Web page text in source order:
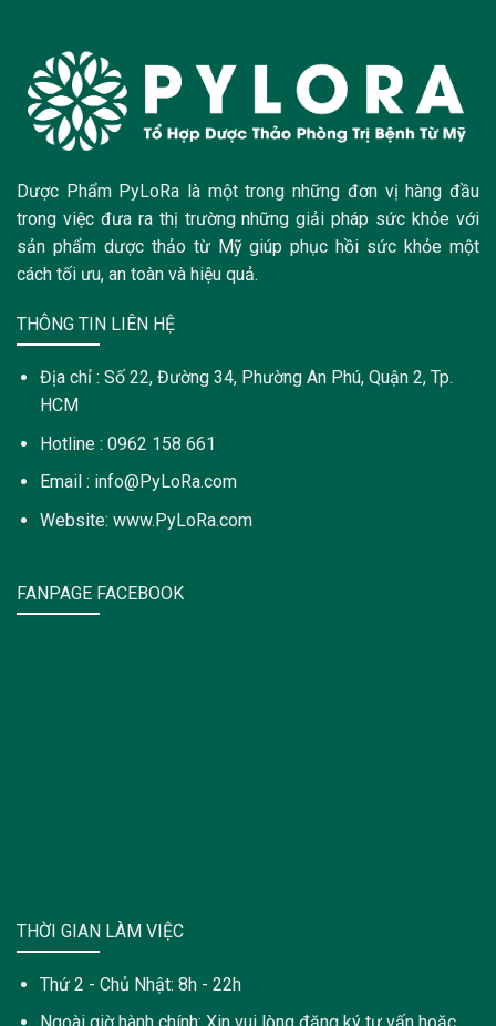
Dược Phẩm PyLoRa là một trong những đơn vị hàng đầu
trong việc đưa ra thị trường những giải pháp sức khỏe với
sản phẩm dược thảo từ Mỹ giúp phục hồi sức khỏe một
cách tối ưu, an toàn và hiệu quả.
THÔNG TIN LIÊN HỆ
Địa chỉ : Số 22, Đường 34, Phường An Phú, Quận 2, Tp.
HCM
Hotline : 0962 158 661
Email : info@PyLoRa.com
Website: www.PyLoRa.com
FANPAGE FACEBOOK
THỜI GIAN LÀM VIỆC
Thứ 2 - Chủ Nhật: 8h - 22h